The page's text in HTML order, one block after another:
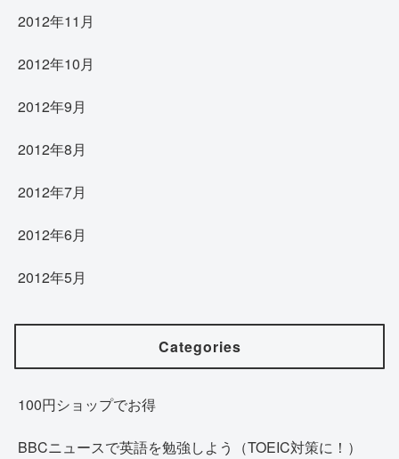
2012年11月
2012年10月
2012年9月
2012年8月
2012年7月
2012年6月
2012年5月
Categories
100円ショップでお得
BBCニュースで英語を勉強しよう（TOEIC対策に！）